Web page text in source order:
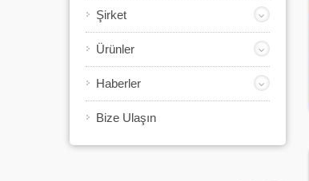
Şirket
Ürünler
Haberler
Bize Ulaşın